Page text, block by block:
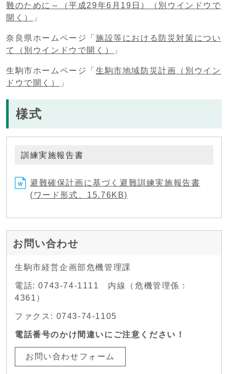
難のために～（平成29年6月19日）
（別ウインドウで
開く）
」
奈良県ホームページ「 施設等における防災対策につい
て
（別ウインドウで開く） 」
生駒市ホームページ「 生駒市地域防災計画 （別ウイン
ドウで開く）
」
様式
訓練実施報告書
避難確保計画に基づく避難訓練実施報告書
(ワード形式、15.76KB)
お問い合わせ
生駒市経営企画部危機管理課
電話: 0743-74-1111 内線（危機管理係：
4361）
ファクス: 0743-74-1105
電話番号のかけ間違いにご注意ください！
お問い合わせフォーム